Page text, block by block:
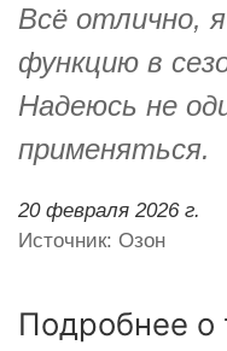
Всё отлично,
функцию в
Надеюсь не
применяться.
20 февраля 2026 г.
Источник: Озон
Подробнее о